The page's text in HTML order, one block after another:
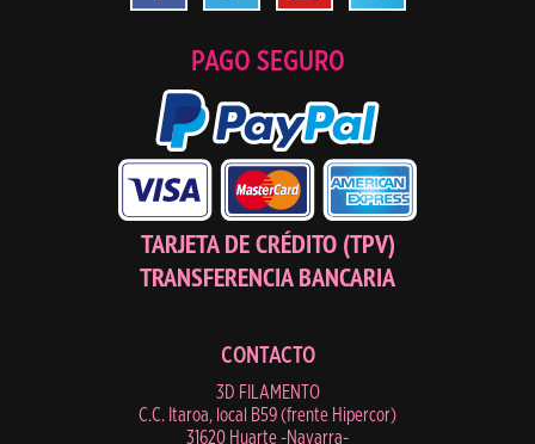
PAGO SEGURO
TARJETA DE CRÉDITO (TPV)
TRANSFERENCIA BANCARIA
CONTACTO
3D FILAMENTO
C.C. Itaroa, local B59 (frente Hipercor)
31620 Huarte -Navarra-